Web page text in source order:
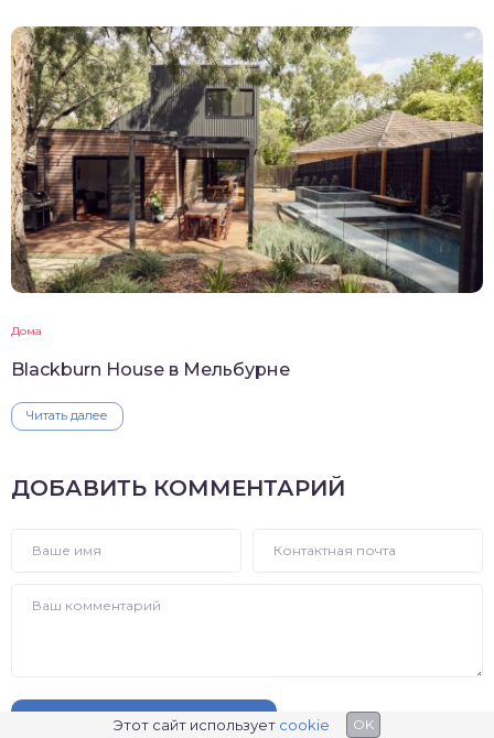
Дома
Blackburn House в Мельбурне
Читать далее
ДОБАВИТЬ КОММЕНТАРИЙ
ДОБАВИТЬ КОММЕНТАРИЙ
Этот сайт использует cookie OK